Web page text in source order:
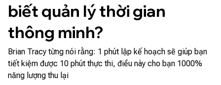
biết quản lý thời gian
thông minh?
Brian Tracy từng nói rằng: 1 phút lập kế hoạch sẽ giúp bạn
tiết kiệm được 10 phút thực thi, điều này cho bạn 1000%
năng lượng thu lại